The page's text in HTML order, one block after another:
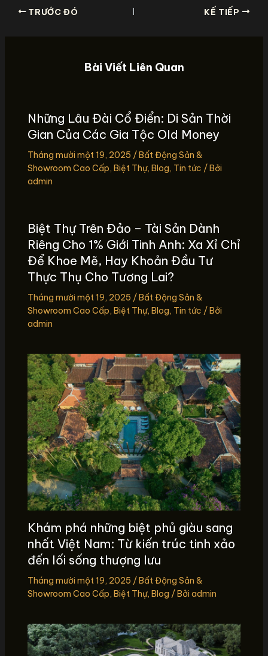
TRƯỚC ĐÓ KẾ TIẾP
Bài Viết Liên Quan
Những Lâu Đài Cổ Điển: Di Sản Thời
Gian Của Các Gia Tộc Old Money
Tháng mười một 19, 2025 / Bất Động Sản &
Showroom Cao Cấp, Biệt Thự, Blog, Tin tức / Bởi
admin
Biệt Thự Trên Đảo – Tài Sản Dành
Riêng Cho 1% Giới Tinh Anh: Xa Xỉ Chỉ
Để Khoe Mẽ, Hay Khoản Đầu Tư
Thực Thụ Cho Tương Lai?
Tháng mười một 19, 2025 / Bất Động Sản &
Showroom Cao Cấp, Biệt Thự, Blog, Tin tức / Bởi
admin
Khám phá những biệt phủ giàu sang
nhất Việt Nam: Từ kiến trúc tinh xảo
đến lối sống thượng lưu
Tháng mười một 19, 2025 /Bất Động Sản &
Showroom Cao Cấp, Biệt Thự, Blog / Bởi admin